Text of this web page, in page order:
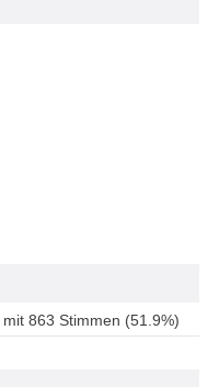
mit 863 Stimmen (51.9%)